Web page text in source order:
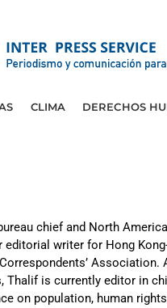
CLIMA DERECHOS
chief and North
writer for Hong
Thalif is currently editor in
on population, human